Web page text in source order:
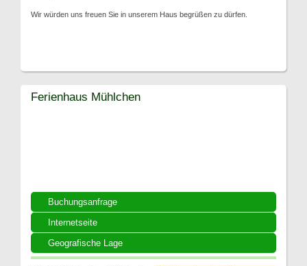
Wir würden uns freuen Sie in unserem Haus begrüßen zu dürfen.
Buchungsanfrage
Internetseite
Geografische Lage
Ferienhaus Mühlchen